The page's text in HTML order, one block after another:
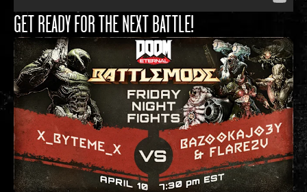
GET READY FOR THE NEXT BATTLE!